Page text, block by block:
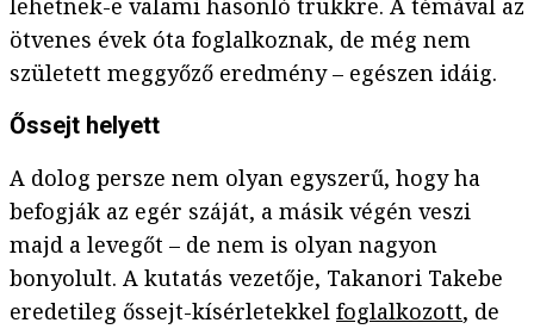
lehetnek-e valami hasonló trükkre. A témával az
ötvenes évek óta foglalkoznak, de még nem
született meggyőző eredmény – egészen idáig.
Őssejt helyett
A dolog persze nem olyan egyszerű, hogy ha
befogják az egér száját, a másik végén veszi
majd a levegőt – de nem is olyan nagyon
bonyolult. A kutatás vezetője, Takanori Takebe
eredetileg őssejt-kísérletekkel foglalkozott, de